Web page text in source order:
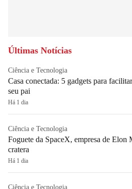
Últimas Notícias
Ciência e Tecnologia
Casa conectada: 5 gadgets para
seu pai
Há 1 dia
Ciência e Tecnologia
Foguete da SpaceX, empresa de Elon
cratera
Há 1 dia
Ciência e Tecnologia